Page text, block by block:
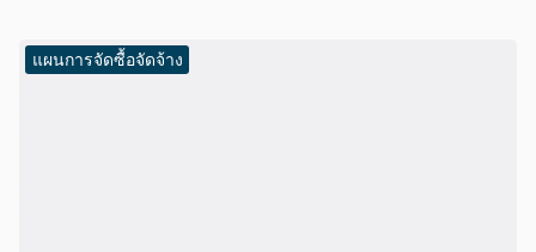
แผนการจัดซื้อจัดจ้าง